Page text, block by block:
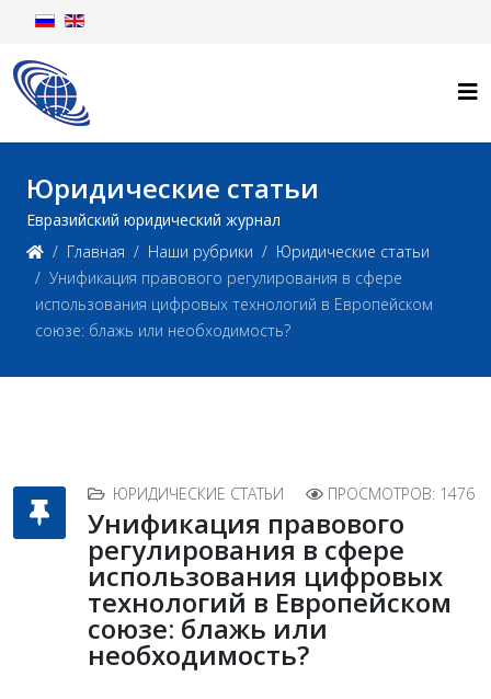
Юридические статьи
Евразийский юридический журнал
Главная
Наши рубрики
Юридические статьи
Унификация правового регулирования в сфере
использования цифровых технологий в Европейском
союзе: блажь или необходимость?
ЮРИДИЧЕСКИЕ СТАТЬИ ПРОСМОТРОВ: 1476
Унификация правового
регулирования в сфере
использования цифровых
технологий в Европейском
союзе: блажь или
необходимость?